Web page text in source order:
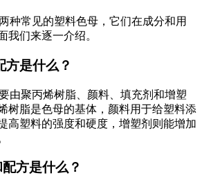
种常见的塑料色母，它们在成分和用
我们来逐一介绍。
方是什么？
由聚丙烯树脂、颜料、填充剂和增塑
树脂是色母的基体，颜料用于给塑料添
高塑料的强度和硬度，增塑剂则能增加
方是什么？